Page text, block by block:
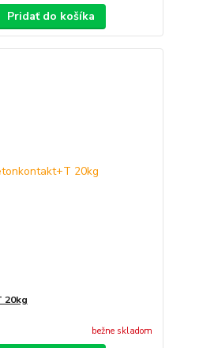
Pridať do košíka
bežne skladom